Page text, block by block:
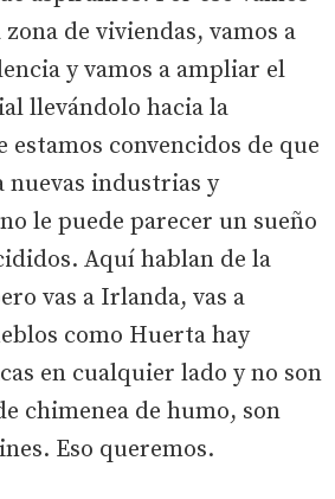
de viviendas, vamos a
y vamos a ampliar el
llevándolo hacia la
convencidos de que
nuevas industrias y
le puede parecer un sueño
Aquí hablan de la
vas a Irlanda, vas a
como Huerta hay
en cualquier lado y no son
chimenea de humo, son
Eso queremos.